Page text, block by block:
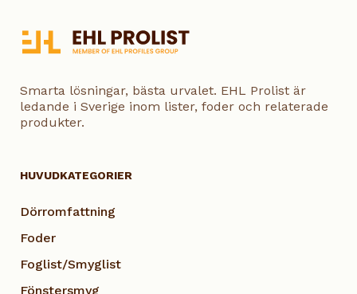
Smarta lösningar, bästa urvalet. EHL Prolist är
ledande i Sverige inom lister, foder och relaterade
produkter.
HUVUDKATEGORIER
Dörromfattning
Foder
Foglist/Smyglist
Fönstersmyg